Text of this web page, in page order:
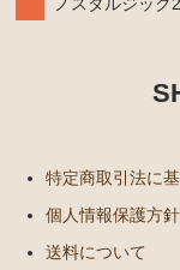
ノスタルジック
特定商取引法に
個人情報保護方針
送料について